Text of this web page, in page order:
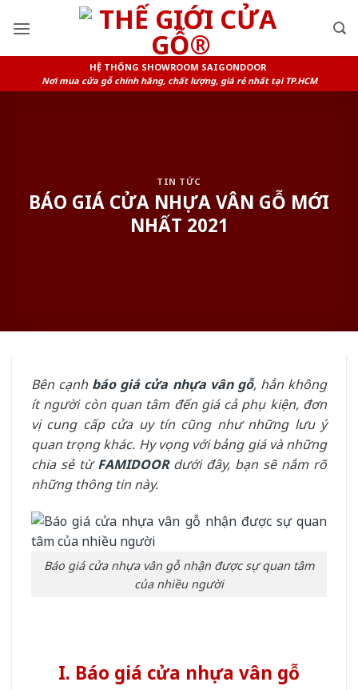
HỆ THỐNG SHOWROOM SAIGONDOOR
Nơi mua cửa gỗ chính hãng, chất lượng, giá rẻ nhất tại TP.HCM
TIN TỨC
BÁO GIÁ CỬA NHỰA VÂN GỖ MỚI
NHẤT 2021
Bên cạnh báo giá cửa nhựa vân gỗ, hẳn không
ít người còn quan tâm đến giá cả phụ kiện, đơn
vị cung cấp cửa uy tín cũng như những lưu ý
quan trọng khác. Hy vọng với bảng giá và những
chia sẻ từFAMIDOORdưới đây, bạn sẽ nắm rõ
những thông tin này.
Báo giá cửa nhựa vân gỗ nhận được sự quan tâm
của nhiều người
I. Báo giá cửa nhựa vân gỗ